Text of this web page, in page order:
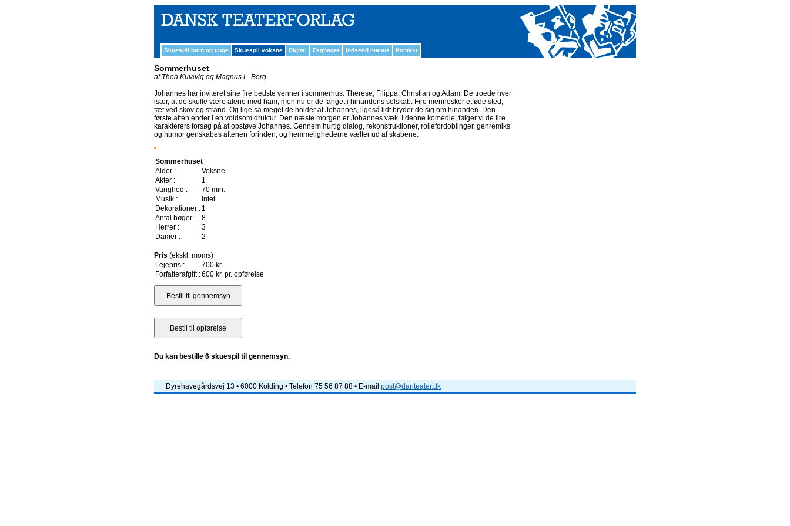
Skuespil børn og unge Skuespil voksne Digital Fagbøger Indsend manus Kontakt
Sommerhuset
af Thea Kulavig og Magnus L. Berg.
Johannes har inviteret sine fire bedste venner i sommerhus. Therese, Filippa, Christian og Adam. De troede hver
især, at de skulle være alene med ham, men nu er de fanget i hinandens selskab. Fire mennesker et øde sted,
tæt ved skov og strand. Og lige så meget de holder af Johannes, ligeså lidt bryder de sig om hinanden. Den
første aften ender i en voldsom druktur. Den næste morgen er Johannes væk. I denne komedie, følger vi de fire
karakterers forsøg på at opstøve Johannes. Gennem hurtig dialog, rekonstruktioner, rollefordoblinger, genremiks
og humor genskabes aftenen forinden, og hemmelighederne vælter ud af skabene.
Sommerhuset
Alder :
Voksne
Akter :
1
Varighed :
70 min.
Musik :
Intet
Dekorationer : 1
Antal bøger:
8
Herrer :
3
Damer :
2
Pris (ekskl. moms)
Lejepris :
700 kr.
Forfatterafgift :600 kr. pr. opførelse
Du kan bestille 6 skuespil til gennemsyn.
Dyrehavegårdsvej 13 • 6000 Kolding • Telefon 75 56 87 88 • E-mail post@danteater.dk